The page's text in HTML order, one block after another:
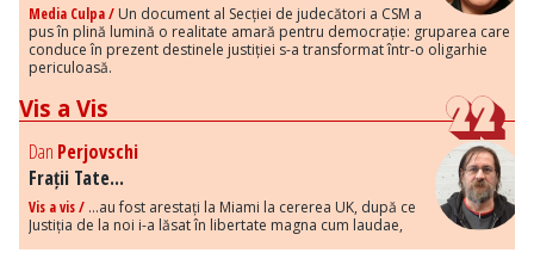
Media Culpa / Un document al Secției de judecători a CSM a
pus în plină lumină o realitate amară pentru democrație: gruparea care
conduce în prezent destinele justiției s-a transformat într-o oligarhie
periculoasă.
Vis a Vis
Dan Perjovschi
Frații Tate...
Vis a vis / ...au fost arestați la Miami la cererea UK, după ce
Justiția de la noi i-a lăsat în libertate magna cum laudae,